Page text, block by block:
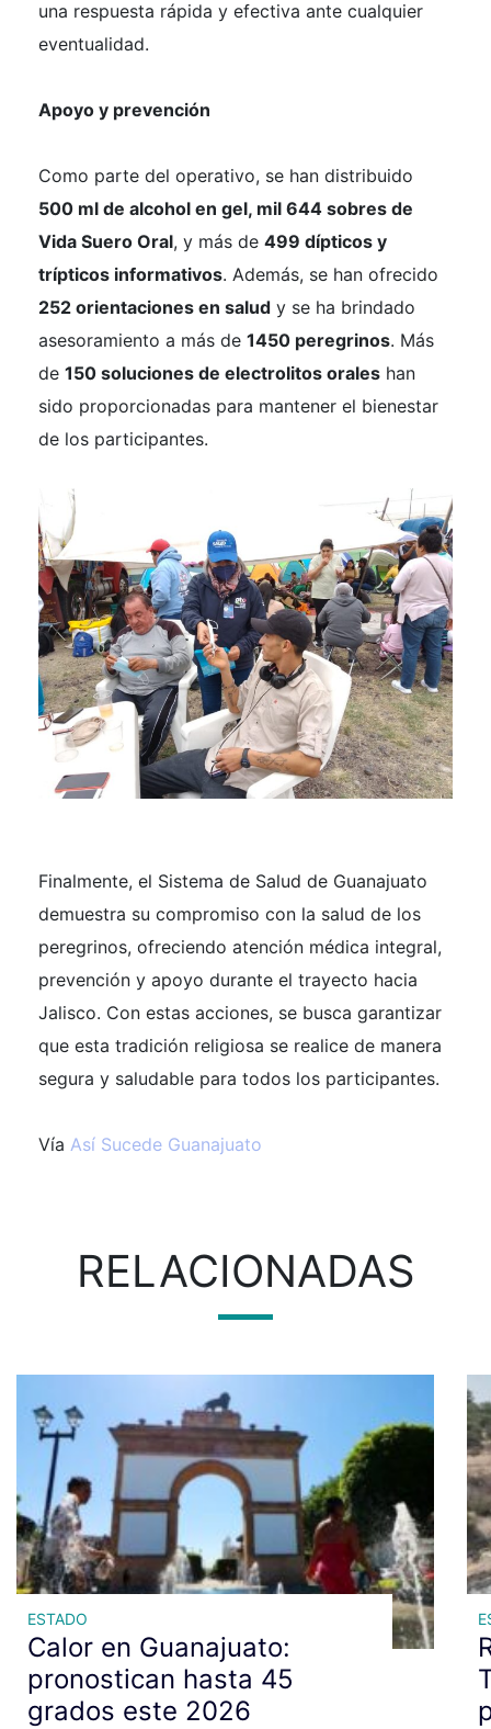
una respuesta rápida y efectiva ante cualquier
eventualidad.
Apoyo y prevención
Como parte del operativo, se han distribuido
500 ml de alcohol en gel, mil 644 sobres de
Vida Suero Oral, y más de 499 dípticos y
trípticos informativos. Además, se han ofrecido
252 orientaciones en salud y se ha brindado
asesoramiento a más de 1450 peregrinos. Más
de 150 soluciones de electrolitos orales han
sido proporcionadas para mantener el bienestar
de los participantes.
Finalmente, el Sistema de Salud de Guanajuato
demuestra su compromiso con la salud de los
peregrinos, ofreciendo atención médica integral,
prevención y apoyo durante el trayecto hacia
Jalisco. Con estas acciones, se busca garantizar
que esta tradición religiosa se realice de manera
segura y saludable para todos los participantes.
Vía Así Sucede Guanajuato
RELACIONADAS
ESTADO
Calor en Guanajuato:
pronostican hasta 45
grados este 2026